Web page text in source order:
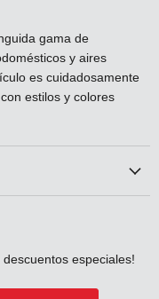
gama de
y aires
es cuidadosamente
estilos y colores
especiales!